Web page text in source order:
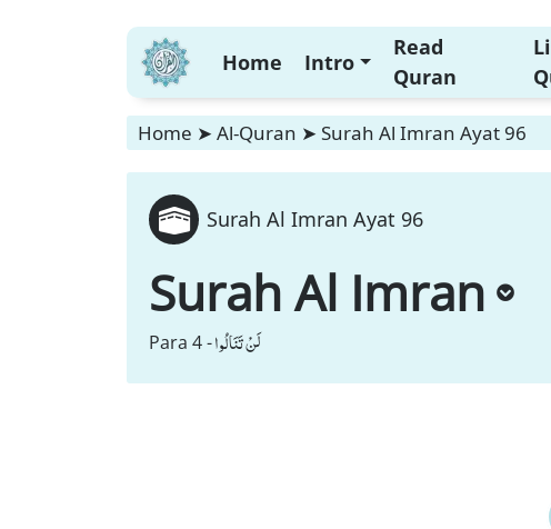
Home Intro
Read
Quran
Home ➤ Al-Quran ➤ Surah Al Imran Ayat 96
Surah Al Imran Ayat 96
Surah Al Imran
Para 4 -لَنْ تَنَالُوا